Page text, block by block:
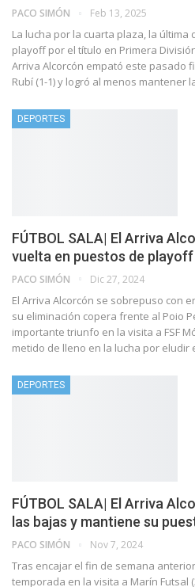
PACO SIMÓN Feb 13, 2025
La lucha por la cuarta plaza, la última
playoff por el título en Primera
Arriva Alcorcón empató este pasado
Rubí (1-1) y logró al menos mantener
DEPORTES
FÚTBOL SALA| El Arriva
vuelta en puestos de
PACO SIMÓN Dic 27, 2024
El Arriva Alcorcón se sobrepuso con
su eliminación copera frente al Poio
importante triunfo en la visita a FSF
metido de lleno en la lucha por eludir
DEPORTES
FÚTBOL SALA| El Arriva
las bajas y mantiene su
PACO SIMÓN Nov 7, 2024
Tras encajar el fin de semana
temporada en la visita a Marín Futsal